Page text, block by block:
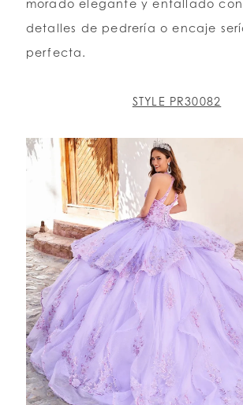
morado elegante y entallado
detalles de pedrería o encaje
perfecta.
STYLE PR30082